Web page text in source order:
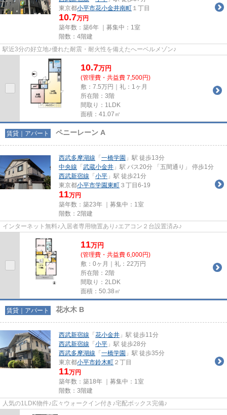
東京都小平市花小金井南町 １丁目
10.7万円
築年数：築6年 ｜募集中： 1室
階数：4階建
駅近3分の好立地♪優れた耐震・耐火性を備えたへーベルメゾン♪
10.7万円
(管理費・共益費 7,500円)
敷：7.5万円｜礼：1ヶ月
所在階：3階
間取り：1LDK
面積：41.07㎡
賃貸｜アパート ペニーレーン A
西武多摩湖線 「 一橋学園 」駅 徒歩13分
中央線 「 武蔵小金井 」駅 バス20分 「五間通り」 停歩1分
西武新宿線 「 小平 」駅 徒歩21分
東京都小平市学園東町 ３丁目6-19
11万円
築年数：築23年 ｜募集中： 1室
階数：2階建
インターネット無料♪入居者専用物置あり♪エアコン２台設置済み♪
11万円
(管理費・共益費 6,000円)
敷：0ヶ月｜礼：22万円
所在階：2階
間取り：2LDK
面積：50.38㎡
賃貸｜アパート 花水木 B
西武新宿線 「 花小金井 」駅 徒歩11分
西武新宿線 「 小平 」駅 徒歩28分
西武多摩湖線 「 一橋学園 」駅 徒歩35分
東京都小平市鈴木町 ２丁目
11万円
築年数：築18年 ｜募集中： 1室
階数：3階建
人気の1LDK物件♪広々ウォークイン付き♪宅配ボックス完備♪